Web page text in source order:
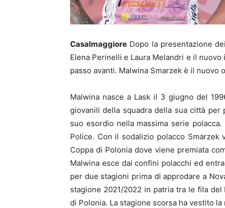
Casalmaggiore Dopo la presentazione
Elena Perinelli e Laura Melandri e il
passo avanti. Malwina Smarzek è il nuovo
Malwina nasce a Lask il 3 giugno del
giovanili della squadra della sua città
suo esordio nella massima serie
Police. Con il sodalizio polacco
Coppa di Polonia dove viene premiata
Malwina esce dai confini polacchi ed
per due stagioni prima di approdare a
stagione 2021/2022 in patria tra le fila del
di Polonia. La stagione scorsa ha vestito